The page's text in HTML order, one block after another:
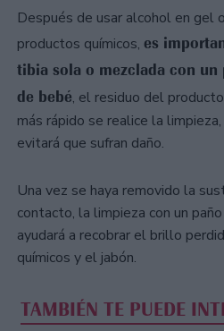
Después de usar alcohol en gel
productos químicos, es
tibia sola o mezclada con
de bebé, el residuo del
más rápido se realice la
evitará que sufran daño.
Una vez se haya removido la
contacto, la limpieza con un
ayudará a recobrar el brillo
químicos y el jabón.
TAMBIÉN TE PUEDE